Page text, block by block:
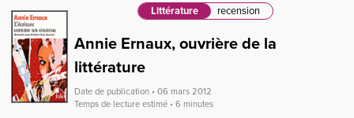
Littérature recension
Annie Ernaux, ouvrière de la
littérature
Date de publication • 06 mars 2012
Temps de lecture estimé • 6 minutes